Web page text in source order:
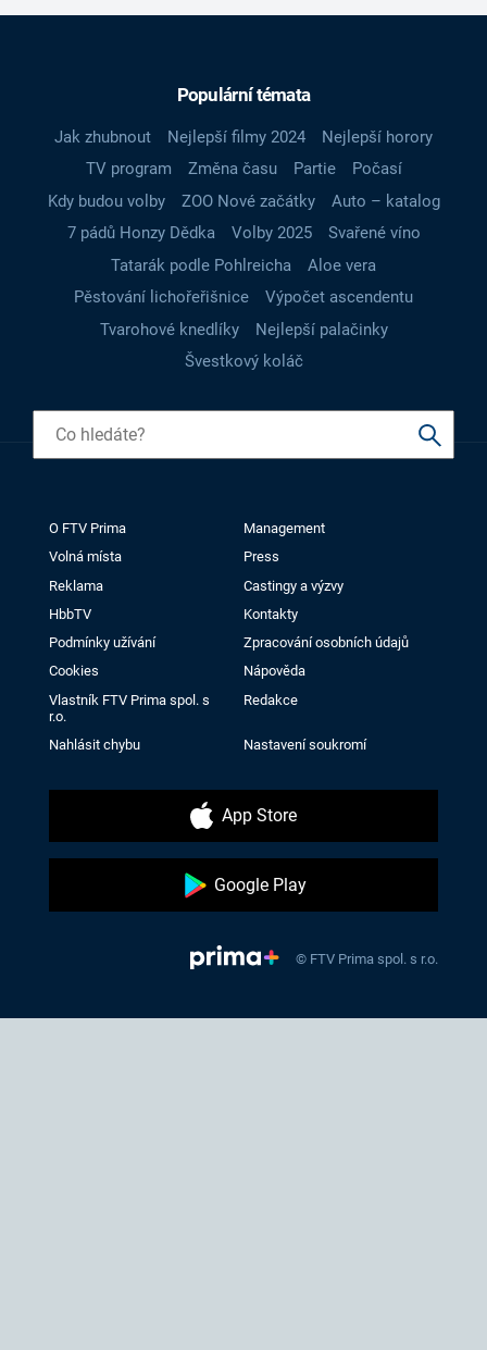
Populární témata
Jak zhubnout Nejlepší filmy 2024
Nejlepší horory
TV program
Změna času Partie
Počasí
Kdy budou volby
ZOO Nové začátky
Auto – katalog
7 pádů Honzy Dědka
Volby 2025
Svařené víno
Tatarák podle Pohlreicha
Aloe vera
Pěstování lichořeřišnice
Výpočet ascendentu
Tvarohové knedlíky
Nejlepší palačinky
Švestkový koláč
O FTV Prima
Management
Volná místa
Press
Reklama
Castingy a výzvy
HbbTV
Kontakty
Podmínky užívání
Zpracování osobních údajů
Cookies
Nápověda
Vlastník FTV Prima spol. s
r.o.
Redakce
Nahlásit chybu Nastavení soukromí
App Store
Google Play
© FTV Prima spol. s r.o.